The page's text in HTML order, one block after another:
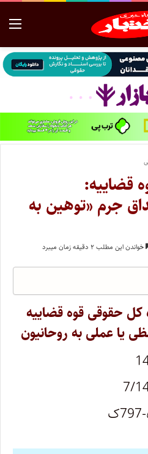
قضاییه:
جرم «توهین به
خواندن این مطلب ۲ دقیقه زمان میبرد
کل حقوقی قوه قضاییه
یا عملی به روحانیون
7/